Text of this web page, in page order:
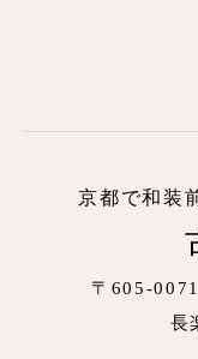
京都で和装
〒605-
長